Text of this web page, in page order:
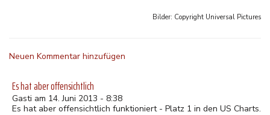
Bilder: Copyright Universal Pictures
Neuen Kommentar hinzufügen
Es hat aber offensichtlich
Gasti am 14. Juni 2013 - 8:38
Es hat aber offensichtlich funktioniert - Platz 1 in den US Charts.